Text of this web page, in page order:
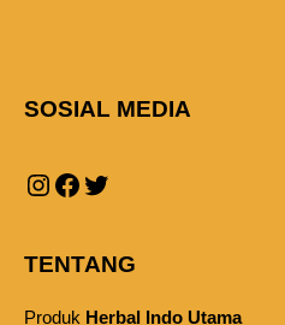
SOSIAL MEDIA
TENTANG
Produk Herbal Indo Utama